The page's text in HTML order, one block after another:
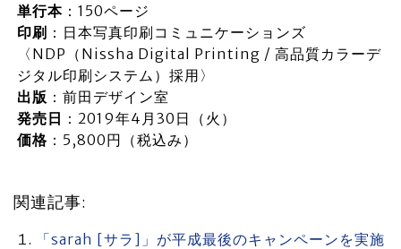
単行本：150ページ
印刷 ：日本写真印刷コミュニケーションズ
〈NDP（Nissha Digital Printing / 高品質カラーデ
ジタル印刷システム）採用〉
出版 ：前田デザイン室
発売日 ：2019年4月30日（火）
価格：5,800円（税込み）
関連記事:
「sarah [サラ]」が平成最後のキャンペーンを実施